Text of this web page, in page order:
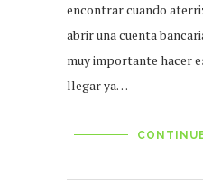
encontrar cuando
abrir una cuenta
muy importante hacer
llegar ya…